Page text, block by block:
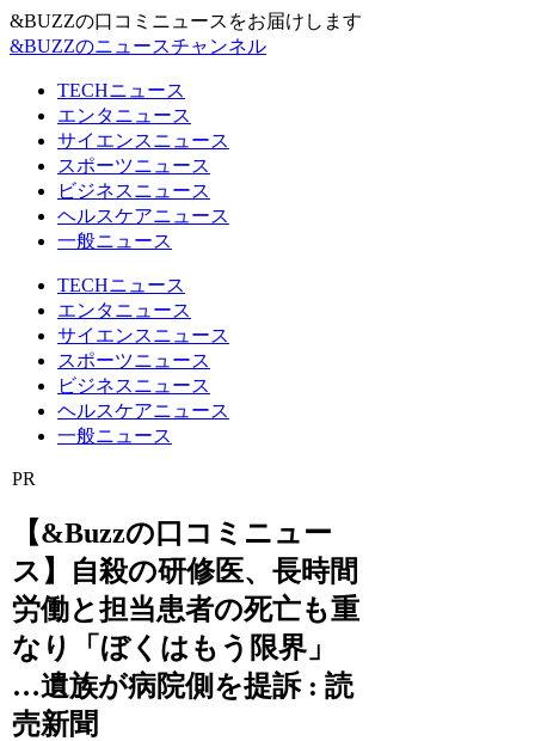
&BUZZの口コミニュースをお届けします
&BUZZのニュースチャンネル
TECHニュース
エンタニュース
サイエンスニュース
スポーツニュース
ビジネスニュース
ヘルスケアニュース
一般ニュース
TECHニュース
エンタニュース
サイエンスニュース
スポーツニュース
ビジネスニュース
ヘルスケアニュース
一般ニュース
PR
【&Buzzの口コミニュー
ス】自殺の研修医、長時間
労働と担当患者の死亡も重
なり「ぼくはもう限界」
…遺族が病院側を提訴 : 読
売新聞